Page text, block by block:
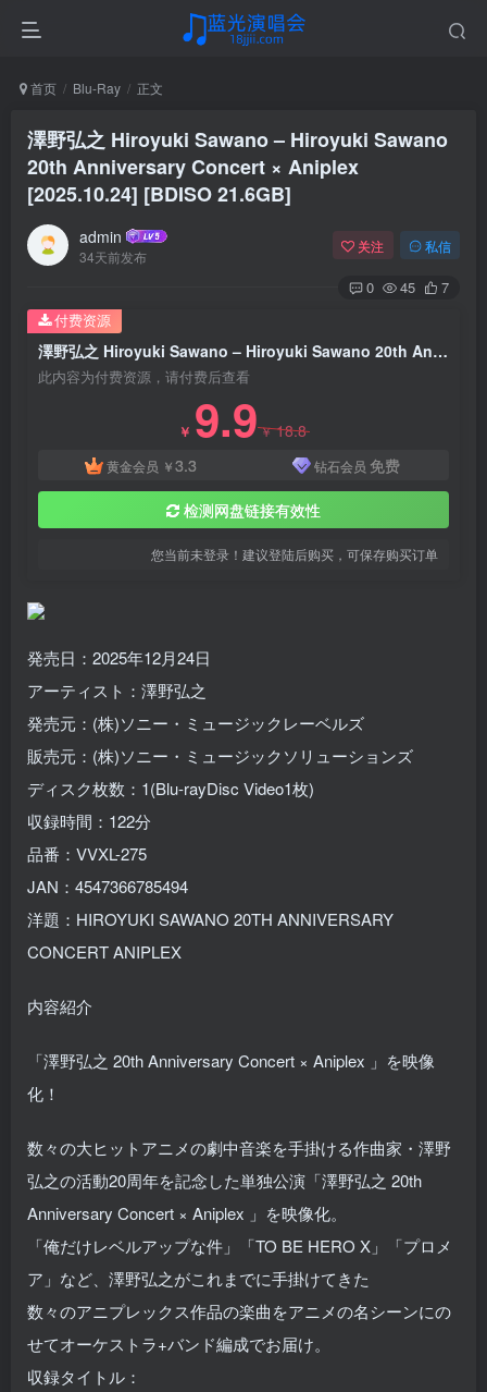
首页 Blu-Ray 正文
澤野弘之 Hiroyuki Sawano – Hiroyuki Sawano
20th Anniversary Concert × Aniplex
[2025.10.24] [BDISO 21.6GB]
admin
34天前发布
关注 私信
0 45 7
澤野弘之 Hiroyuki Sawano – Hiroyuki Sawano 20th Anniversary Concert × Aniplex [2025.10.24] [BDISO 21.6GB]
此内容为付费资源，请付费后查看
￥ 9.9￥18.8
黄金会员 ￥3.3 钻石会员 免费
检测网盘链接有效性
您当前未登录！建议登陆后购买，可保存购买订单
付费资源
発売日：2025年12月24日
アーティスト：澤野弘之
発売元：(株)ソニー・ミュージックレーベルズ
販売元：(株)ソニー・ミュージックソリューションズ
ディスク枚数：1(Blu-rayDisc Video1枚)
収録時間：122分
品番：VVXL-275
JAN：4547366785494
洋題：HIROYUKI SAWANO 20TH ANNIVERSARY
CONCERT ANIPLEX
内容紹介
「澤野弘之 20th Anniversary Concert × Aniplex 」を映像
化！
数々の大ヒットアニメの劇中音楽を手掛ける作曲家・澤野
弘之の活動20周年を記念した単独公演「澤野弘之 20th
Anniversary Concert × Aniplex 」を映像化。
「俺だけレベルアップな件」「TO BE HERO X」「プロメ
ア」など、澤野弘之がこれまでに手掛けてきた
数々のアニプレックス作品の楽曲をアニメの名シーンにの
せてオーケストラ+バンド編成でお届け。
収録タイトル：